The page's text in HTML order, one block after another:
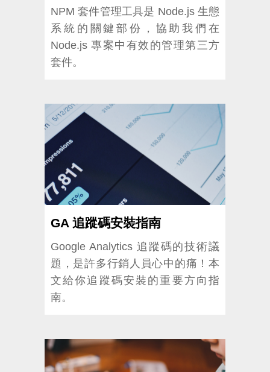
NPM 套件管理工具是 Node.js 生態
系統的關鍵部份，協助我們在
Node.js 專案中有效的管理第三方
套件。
GA 追蹤碼安裝指南
Google Analytics 追蹤碼的技術議
題，是許多行銷人員心中的痛！本
文給你追蹤碼安裝的重要方向指
南。